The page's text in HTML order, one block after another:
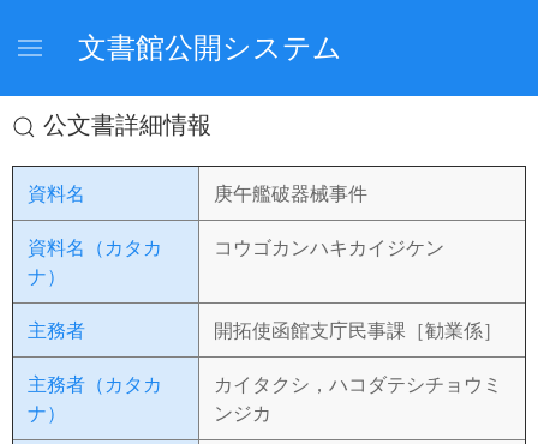
文書館公開システム
公文書詳細情報
資料名 庚午艦破器械事件
資料名（カタカ
ナ）
コウゴカンハキカイジケン
主務者 開拓使函館支庁民事課［勧業係］
主務者（カタカ
ナ）
カイタクシ，ハコダテシチョウミ
ンジカ